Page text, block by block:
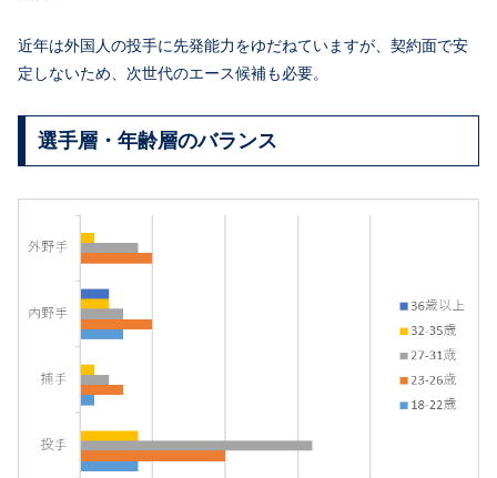
近年は外国人の投手に先発能力をゆだねていますが、契約面で安
定しないため、次世代のエース候補も必要。
選手層・年齢層のバランス